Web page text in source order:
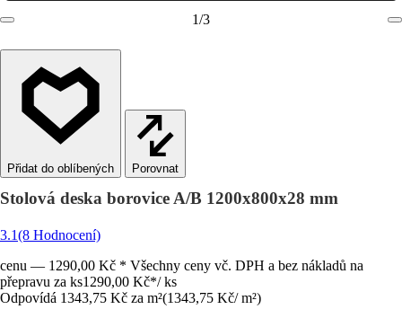
1/3
Porovnat
Stolová deska borovice A/B 1200x800x28 mm
3.1(8 Hodnocení)
cenu — 1290,00 Kč * Všechny ceny vč. DPH a bez nákladů na
přepravu za ks1290,00 Kč*/ ks
Odpovídá 1343,75 Kč za m²(1343,75 Kč/ m²)